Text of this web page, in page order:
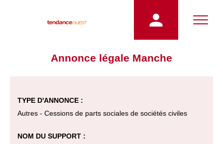
Annonce légale Manche
TYPE D'ANNONCE :
Autres - Cessions de parts sociales de sociétés civiles
NOM DU SUPPORT :